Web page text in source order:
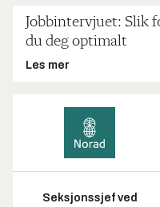
Jobbintervjuet: Slik
du deg optimalt
Les mer
Seksjonssjef ved